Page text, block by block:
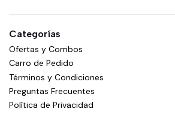
Categorías
Ofertas y Combos
Carro de Pedido
Términos y Condiciones
Preguntas Frecuentes
Política de Privacidad